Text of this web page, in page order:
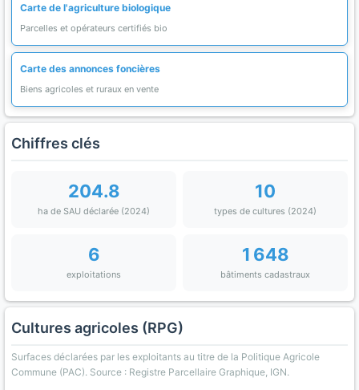
Carte de l'agriculture biologique
Parcelles et opérateurs certifiés bio
Carte des annonces foncières
Biens agricoles et ruraux en vente
Chiffres clés
204.8
ha de SAU déclarée (2024)
10
types de cultures (2024)
6
exploitations
1 648
bâtiments cadastraux
Cultures agricoles (RPG)
Surfaces déclarées par les exploitants au titre de la Politique Agricole
Commune (PAC). Source : Registre Parcellaire Graphique, IGN.